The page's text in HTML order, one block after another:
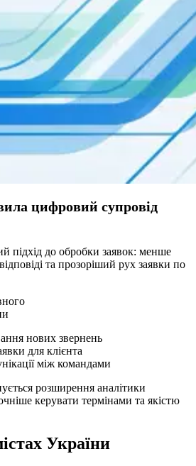
цифровий супровід
підхід до обробки заявок: менше
та прозоріший рух заявки по
нових звернень
для клієнта
між командами
розширення аналітики
керувати термінами та якістю
України